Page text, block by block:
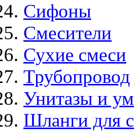
Сифоны
Смесители
Сухие смеси
Трубопровод
Унитазы и
Шланги для